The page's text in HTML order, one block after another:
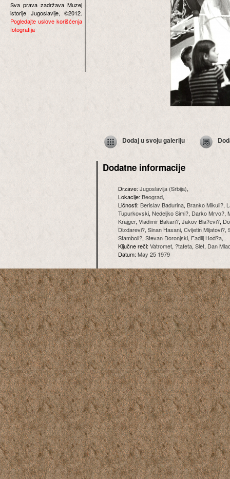
Sva prava zadržava Muzej
istorije Jugoslavije, ©2012.
Pogledajte uslove korišćenja
fotografija
Dodaj u svoju galeriju
Dodatne informacije
Drzave: Jugoslavija (Srbija),
Lokacije:Beograd,
Ličnosti:Berislav Badurina, Branko Mikuli?,
Tupurkovski, Nedeljko Simi?, Darko Mrvo?,
Krajger, Vladimir Bakari?, Jakov Bla?evi?,
Dizdarevi?, Sinan Hasani, Cvijetin Mijatovi?,
Stamboli?, Stevan Doronjski, Fadilj Hod?a,
Ključne reči:Vatromet, ?tafeta, Slet, Dan
Datum:May 25 1979